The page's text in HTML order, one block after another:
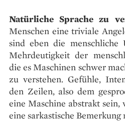
Natürliche Sprache zu
Menschen eine triviale
sind eben die menschliche
Mehrdeutigkeit der
die es Maschinen schwer
zu verstehen. Gefühle,
den Zeilen, also dem
eine Maschine abstrakt
eine sarkastische Bemerkung